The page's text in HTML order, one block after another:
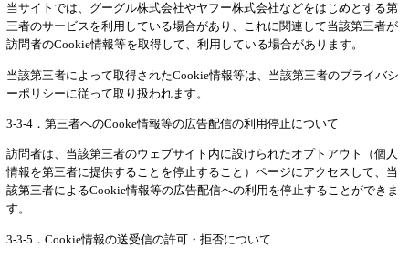
当サイトでは、グーグル株式会社やヤフー株式会社などをはじめとする第
三者のサービスを利用している場合があり、これに関連して当該第三者が
訪問者のCookie情報等を取得して、利用している場合があります。
当該第三者によって取得されたCookie情報等は、当該第三者のプライバシ
ーポリシーに従って取り扱われます。
3-3-4．第三者へのCooke情報等の広告配信の利用停止について
訪問者は、当該第三者のウェブサイト内に設けられたオプトアウト（個人
情報を第三者に提供することを停止すること）ページにアクセスして、当
該第三者によるCookie情報等の広告配信への利用を停止することができま
す。
3-3-5．Cookie情報の送受信の許可・拒否について